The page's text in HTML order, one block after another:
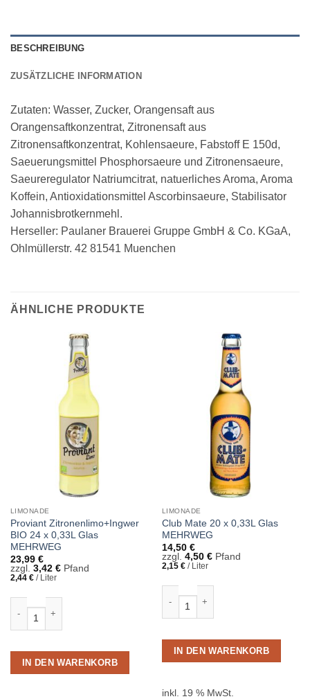
BESCHREIBUNG
ZUSÄTZLICHE INFORMATION
Zutaten: Wasser, Zucker, Orangensaft aus
Orangensaftkonzentrat, Zitronensaft aus
Zitronensaftkonzentrat, Kohlensaeure, Fabstoff E 150d,
Saeuerungsmittel Phosphorsaeure und Zitronensaeure,
Saeureregulator Natriumcitrat, natuerliches Aroma, Aroma
Koffein, Antioxidationsmittel Ascorbinsaeure, Stabilisator
Johannisbrotkernmehl.
Herseller: Paulaner Brauerei Gruppe GmbH & Co. KGaA,
Ohlmüllerstr. 42 81541 Muenchen
ÄHNLICHE PRODUKTE
LIMONADE
Proviant Zitronenlimo+Ingwer
BIO 24 x 0,33L Glas
MEHRWEG
23,99 €
zzgl. 3,42 €Pfand
2,44 €/ Liter
Proviant Zitronenlimo+Ingwer BIO 24 x 0,33L Glas MEHRWEG Menge
IN DEN WARENKORB
LIMONADE
Club Mate 20 x 0,33L Glas
MEHRWEG
14,50 €
zzgl. 4,50 €Pfand
2,15 €/ Liter
IN DEN WARENKORB
inkl. 19 % MwSt.